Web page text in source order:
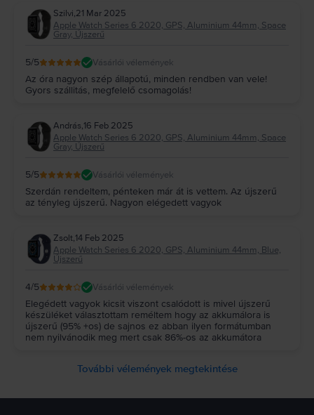
Szilvi,21 Mar 2025
Apple Watch Series 6 2020, GPS, Aluminium 44mm, Space
Gray, Újszerű
5/5 Vásárlói vélemények
Az óra nagyon szép állapotú, minden rendben van vele!
Gyors szállitás, megfelelő csomagolás!
András,16 Feb 2025
Apple Watch Series 6 2020, GPS, Aluminium 44mm, Space
Gray, Újszerű
5/5 Vásárlói vélemények
Szerdán rendeltem, pénteken már át is vettem. Az újszerű
az tényleg újszerű. Nagyon elégedett vagyok
Zsolt,14 Feb 2025
Apple Watch Series 6 2020, GPS, Aluminium 44mm, Blue,
Újszerű
4/5 Vásárlói vélemények
Elegédett vagyok kicsit viszont csalódott is mivel újszerű
készüléket választottam reméltem hogy az akkumálora is
újszerű (95% +os) de sajnos ez abban ilyen formátumban
nem nyilvánodik meg mert csak 86%-os az akkumátora
További vélemények megtekintése